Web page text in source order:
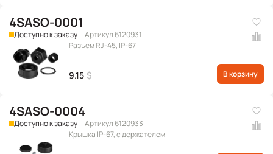
4SASO-0001
Доступно к заказу
Артикул 6120931
Разъем RJ-45, IP-67
9.15 $ В корзину
4SASO-0004
Доступно к заказу
Артикул 6120933
Крышка IP-67, с держателем